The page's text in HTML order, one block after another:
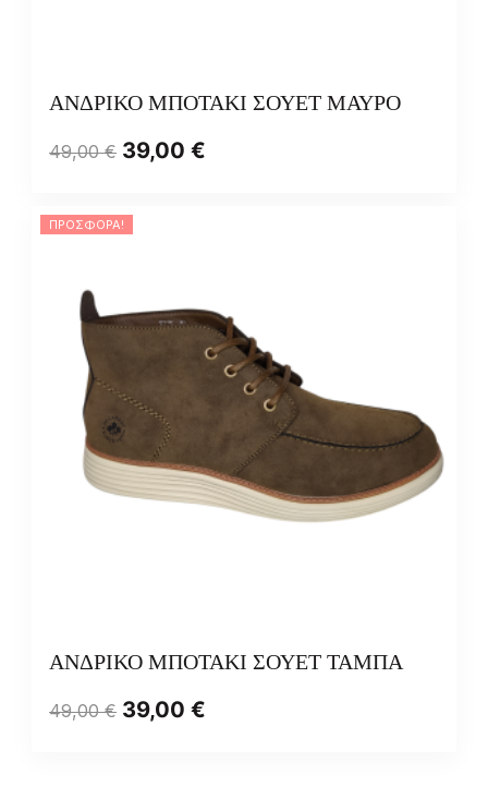
ΑΝΔΡΙΚΟ ΜΠΟΤΑΚΙ ΣΟΥΕΤ ΜΑΥΡΟ
49,00€ 39,00 €
ΠΡΟΣΦΟΡΆ!
ΑΝΔΡΙΚΟ ΜΠΟΤΑΚΙ ΣΟΥΕΤ ΤΑΜΠΑ
49,00€ 39,00 €